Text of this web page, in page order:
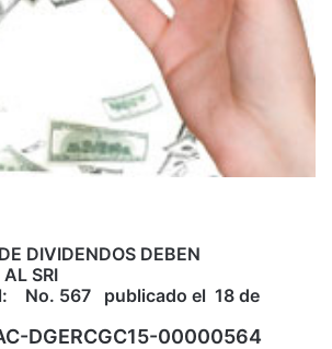
DIVIDENDOS DEBEN
AL SRI
No. 567 publicado el 18 de
DGERCGC15-00000564